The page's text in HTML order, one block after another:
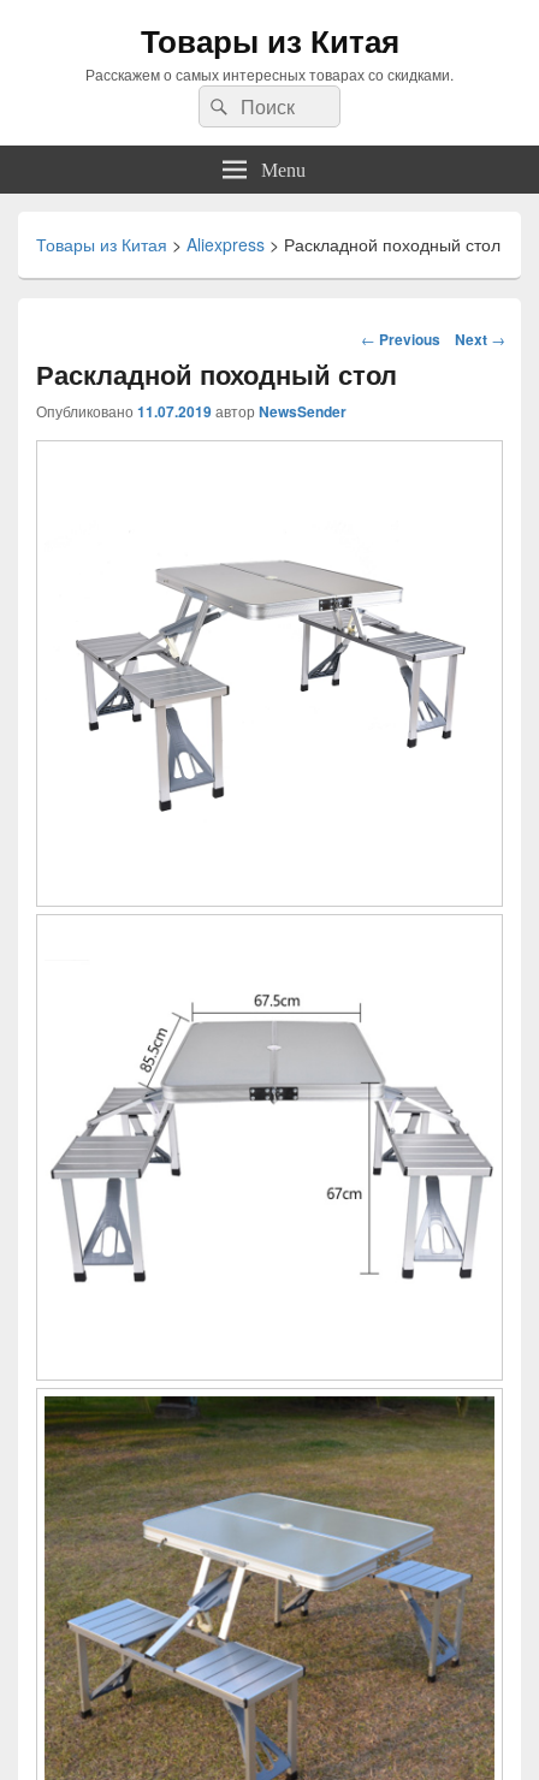
Товары из Китая
Расскажем о самых интересных товарах со скидками.
Search
for:
Search
Menu
Товары из Китая > Aliexpress > Раскладной походный стол
Навигация
статьям
← Previous Next →
Раскладной походный стол
Опубликовано 11.07.2019автор NewsSender